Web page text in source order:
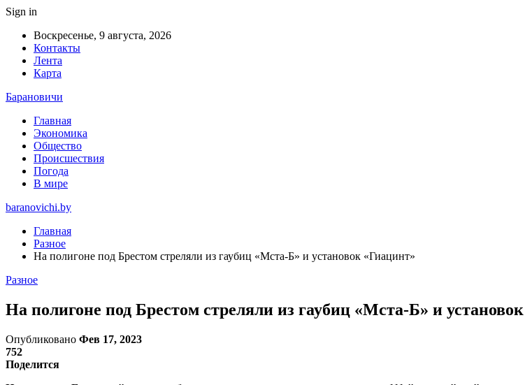
Sign in
Воскресенье, 9 августа, 2026
Контакты
Лента
Карта
Барановичи
Главная
Экономика
Общество
Происшествия
Погода
В мире
baranovichi.by
Главная
Разное
На полигоне под Брестом стреляли из гаубиц «Мста-Б» и установок «Гиацинт»
Разное
На полигоне под Брестом стреляли из гаубиц «Мста-Б» и
Опубликовано Фев 17, 2023
752
Поделится